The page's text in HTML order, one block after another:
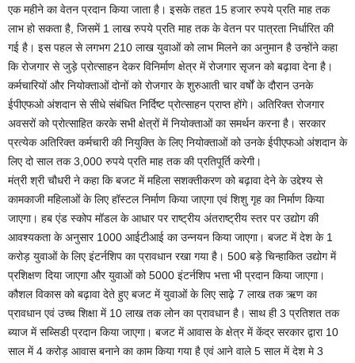
एक महीने का वेतन प्रदान किया जाता है। इसके तहत 15 हजार रुपये प्रति माह तक
लाभ हो सकता है, जिसमें 1 लाख रुपये प्रति माह तक के वेतन पर पात्रता निर्धारित की
गई है। इस पहल से लगभग 210 लाख युवाओं को लाभ मिलने का अनुमान है उन्होंने कहा
कि रोजगार से जुड़े प्रोत्साहन देकर विनिर्माण क्षेत्र में रोजगार सृजन को बढ़ावा देना है।
कर्मचारियों और नियोक्ताओं दोनों को रोजगार के शुरुआती चार वर्षों के दौरान उनके
ईपीएफओ अंशदान से सीधे संबंधित निर्दिष्ट प्रोत्साहन प्राप्त होंगे। अतिरिक्त रोजगार
अवसरों को प्रोत्साहित करके सभी क्षेत्रों में नियोक्ताओं का समर्थन करना है। सरकार
प्रत्येक अतिरिक्त कर्मचारी की नियुक्ति के लिए नियोक्ताओं को उनके ईपीएफओ अंशदान के
लिए दो साल तक 3,000 रुपये प्रति माह तक की प्रतिपूर्ति करेगी।
मंत्री श्री चौधरी ने कहा कि बजट में महिला सशक्तीकरण को बढ़ावा देने के उद्देश्य से
कामकाजी महिलाओं के लिए हॉस्टल निर्माण किया जाएगा एवं शिशु गृह का निर्माण किया
जाएगा। हब एंड स्कोप मॉडल के आधार पर राष्ट्रीय अंतराष्ट्रीय स्तर पर उद्योग की
आवश्यकता के अनुसार 1000 आईटीआई का उन्नयन किया जाएगा। बजट में देश के 1
करोड़ युवाओं के लिए इंटर्नशिप का प्रावधान रखा गया है। 500 बड़े चिन्हाकित उद्योग में
प्रशिक्षण दिया जाएगा और युवाओं को 5000 इंटर्नशिप भत्ता भी प्रदान किया जाएगा।
कौशल विकास को बढ़ावा देते हुए बजट में युवाओं के लिए साढ़े 7 लाख तक ऋण का
प्रावधान एवं उच्च शिक्षा में 10 लाख तक लोन का प्रावधान है। साथ ही 3 प्रतिशत तक
ब्याज में सब्सिडी प्रदान किया जाएगा। बजट में आवास के क्षेत्र में केंद्र सरकार द्वारा 10
साल में 4 करोड़ आवास बनाने का काम किया गया है एवं आने वाले 5 साल में देश मे 3